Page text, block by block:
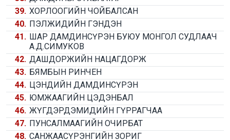
39. ХОРЛООГИЙН ЧОЙБАЛСАН
40. ПЭЛЖИДИЙН ГЭНДЭН
41. ШАР ДАМДИНСҮРЭН БУЮУ МОНГОЛ СУДЛААЧ
А.Д.СИМУКОВ
42. ДАШДОРЖИЙН НАЦАГДОРЖ
43. БЯМБЫН РИНЧЕН
44. ЦЭНДИЙН ДАМДИНСҮРЭН
45. ЮМЖААГИЙН ЦЭДЭНБАЛ
46. ЖҮГДЭРДЭМИДИЙН ГҮРРАГЧАА
47. ПУНСАЛМААГИЙН ОЧИРБАТ
48. САНЖААСҮРЭНГИЙН ЗОРИГ